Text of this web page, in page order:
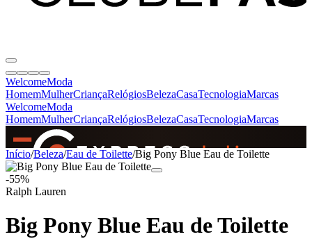
WelcomeModa
HomemMulherCriançaRelógiosBelezaCasaTecnologiaMarcas
WelcomeModa
HomemMulherCriançaRelógiosBelezaCasaTecnologiaMarcas
SINCE 2005
Início/Beleza/Eau de Toilette/Big Pony Blue Eau de Toilette
-55%
Ralph Lauren
Big Pony Blue Eau de Toilette